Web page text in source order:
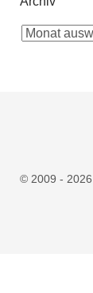
© 2009 - 2026